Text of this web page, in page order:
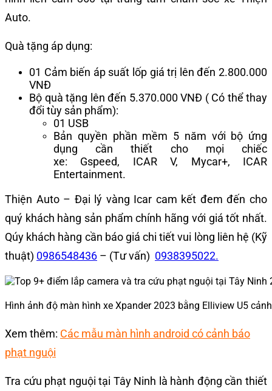
Auto.
Quà tặng áp dụng:
01 Cảm biến áp suất lốp giá trị lên đến 2.800.000
VNĐ
Bộ quà tặng lên đến 5.370.000 VNĐ ( Có thể thay
đổi tùy sản phẩm):
01 USB
Bản quyền phần mềm 5 năm với bộ ứng
dụng cần thiết cho mọi chiếc
xe: Gspeed, ICAR V, Mycar+, ICAR
Entertainment.
Thiện Auto – Đại lý vàng Icar cam kết đem đến cho
quý khách hàng sản phẩm chính hãng với giá tốt nhất.
Qúy khách hàng cần báo giá chi tiết vui lòng liên hệ (Kỹ
thuật) 0986548436 – (Tư vấn) 0938395022.
Hình ảnh độ màn hình xe Xpander 2023 bằng Elliview U5
Xem thêm: Các mẫu màn hình android có cảnh báo
phạt nguội
Tra cứu phạt nguội tại Tây Ninh là hành động cần thiết